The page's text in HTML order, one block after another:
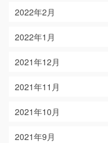
2022年2月
2022年1月
2021年12月
2021年11月
2021年10月
2021年9月